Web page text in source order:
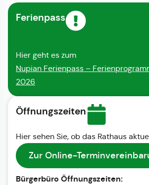
Ferienpass
Hier geht es zum
Nupian Ferienpass –
2026
Öffnungszeiten
Hier sehen Sie, ob das Rathaus
Zur Online-
Bürgerbüro Öffnungszeiten: